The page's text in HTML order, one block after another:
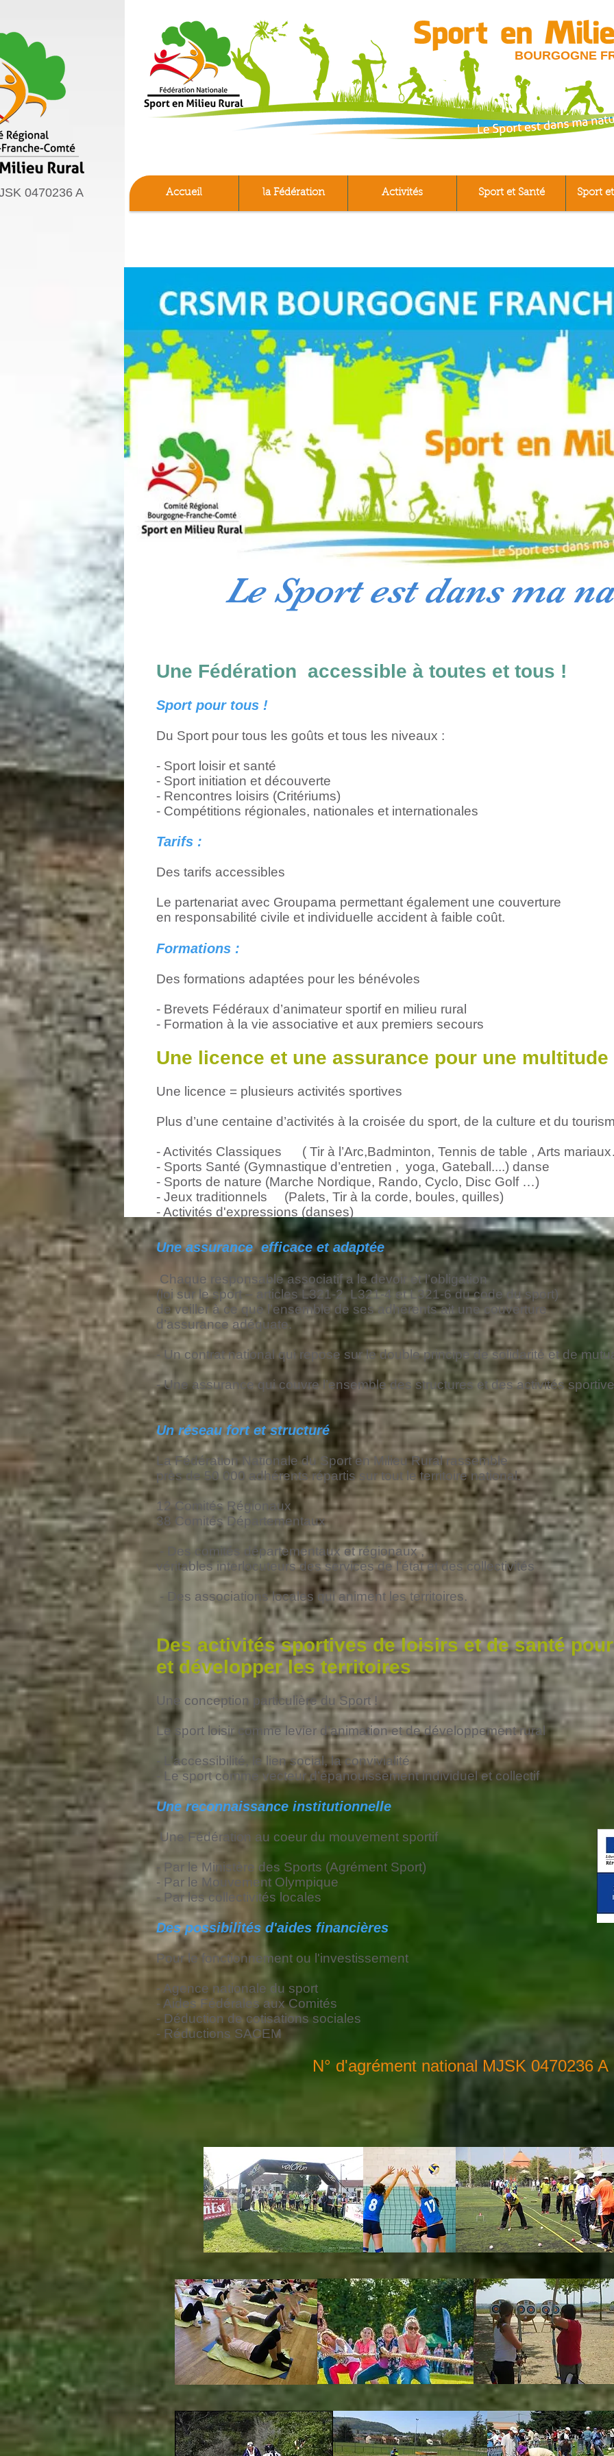
0470236 A
BOURGOGNE
Accueil la Fédération Activités Sport et Santé Sport
Une Fédération accessible à toutes et tous !
Sport pour tous !
Du Sport pour tous les goûts et tous les niveaux :
- Sport loisir et santé
- Sport initiation et découverte
- Rencontres loisirs (Critériums)
- Compétitions régionales, nationales et internationales
Tarifs :
Des tarifs accessibles
Le partenariat avec Groupama permettant également une couverture
en responsabilité civile et individuelle accident à faible coût.
Formations :
Des formations adaptées pour les bénévoles
- Brevets Fédéraux d’animateur sportif en milieu rural
- Formation à la vie associative et aux premiers secours
Une licence et une assurance pour une
Une licence = plusieurs activités sportives
Plus d’une centaine d’activités à la croisée du sport, de la culture et du
- Activités Classiques ( Tir à l’Arc,Badminton, Tennis de table , Arts
- Sports Santé (Gymnastique d’entretien , yoga, Gateball....) danse
- Sports de nature (Marche Nordique, Rando, Cyclo, Disc Golf …)
- Jeux traditionnels (Palets, Tir à la corde, boules, quilles)
- Activités d'expressions (danses)
Une assurance efficace et adaptée
Chaque responsable associatif a le devoir et l’obligation
(loi sur le sport – articles L321-2, L321-4 et L321-6 du code du sport)
de veiller à ce que l’ensemble de ses adhérents ait une couverture
d’assurance adéquate.
- Un contrat national qui repose sur le double principe de solidarité et de
- Une assurance qui couvre l’ensemble des structures et des activités
Un réseau fort et structuré
La Fédération Nationale du Sport en Milieu Rural rassemble
près de 50 000 adhérents répartis sur tout le territoire national.
12 Comités Régionaux
38 Comités Départementaux
- Des comités départementaux et régionaux ,
véritables interlocuteurs des services de l’état et des collectivités
- Des associations locales qui animent les territoires.
Des activités sportives de loisirs et de santé
et développer les territoires
Une conception particulière du Sport !
Le sport loisir comme levier d’animation et de développement rural
- L’accessibilité, le lien social, la convivialité
- Le sport comme vecteur d’épanouissement individuel et collectif
Une reconnaissance institutionnelle
Une Fédération au coeur du mouvement sportif
- Par le Ministère des Sports (Agrément Sport)
- Par le Mouvement Olympique
- Par les collectivités locales
Des possibilités d'aides financières
Pour le fonctionnement ou l'investissement
- Agence nationale du sport
- Aides Fédérales aux Comités
- Déduction de cotisations sociales
- Réductions SACEM
N° d'agrément national MJSK 0470236 A
Le Sport est dans ma